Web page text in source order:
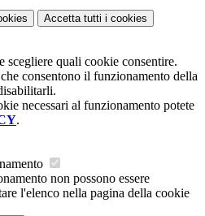
Accetta tutti i cookies
scegliere quali cookie consentire.
consentono il funzionamento della
necessari al funzionamento potete
.
non possono essere
l'elenco nella pagina della cookie